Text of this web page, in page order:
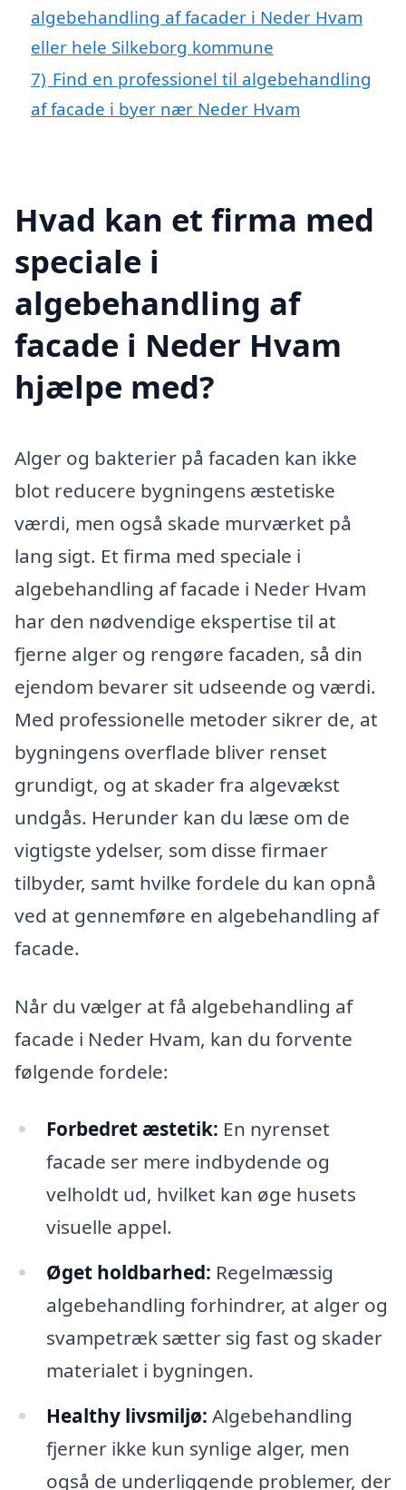
algebehandling af facader i Neder Hvam
eller hele Silkeborg kommune
7) Find en professionel til algebehandling
af facade i byer nær Neder Hvam
Hvad kan et firma med
speciale i
algebehandling af
facade i Neder Hvam
hjælpe med?
Alger og bakterier på facaden kan ikke
blot reducere bygningens æstetiske
værdi, men også skade murværket på
lang sigt. Et firma med speciale i
algebehandling af facade i Neder Hvam
har den nødvendige ekspertise til at
fjerne alger og rengøre facaden, så din
ejendom bevarer sit udseende og værdi.
Med professionelle metoder sikrer de, at
bygningens overflade bliver renset
grundigt, og at skader fra algevækst
undgås. Herunder kan du læse om de
vigtigste ydelser, som disse firmaer
tilbyder, samt hvilke fordele du kan opnå
ved at gennemføre en algebehandling af
facade.
Når du vælger at få algebehandling af
facade i Neder Hvam, kan du forvente
følgende fordele:
Forbedret æstetik: En nyrenset
facade ser mere indbydende og
velholdt ud, hvilket kan øge husets
visuelle appel.
Øget holdbarhed: Regelmæssig
algebehandling forhindrer, at alger og
svampetræk sætter sig fast og skader
materialet i bygningen.
Healthy livsmiljø: Algebehandling
fjerner ikke kun synlige alger, men
også de underliggende problemer, der